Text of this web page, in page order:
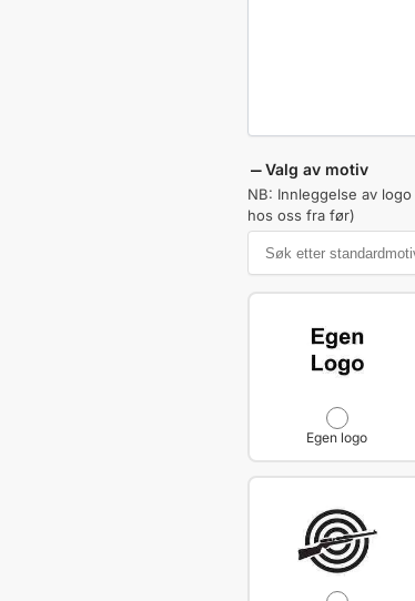
Valg av motiv
NB: Innleggelse av
hos oss fra før)
Egen logo